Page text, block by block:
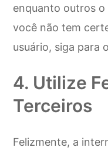
enquanto outros
você não tem
usuário, siga para
4. Utilize
Terceiros
Felizmente, a